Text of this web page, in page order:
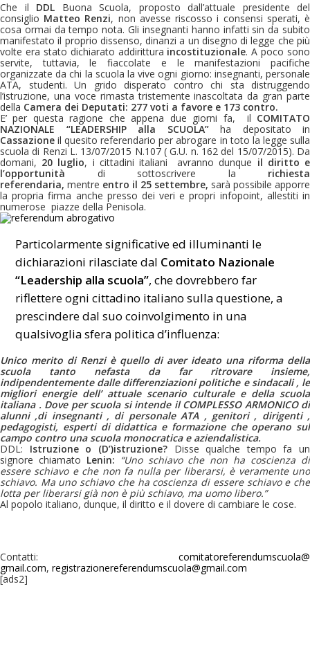
Che il DDL Buona Scuola, proposto dall’attuale presidente del
consiglio Matteo Renzi, non avesse riscosso i consensi sperati, è
cosa ormai da tempo nota. Gli insegnanti hanno infatti sin da subito
manifestato il proprio dissenso, dinanzi a un disegno di legge che più
volte era stato dichiarato addirittura incostituzionale. A poco sono
servite, tuttavia, le fiaccolate e le manifestazioni pacifiche
organizzate da chi la scuola la vive ogni giorno: insegnanti, personale
ATA, studenti. Un grido disperato contro chi sta distruggendo
l’istruzione, una voce rimasta tristemente inascoltata da gran parte
della Camera dei Deputati: 277 voti a favore e 173 contro.
E’ per questa ragione che appena due giorni fa, il COMITATO
NAZIONALE “LEADERSHIP alla SCUOLA”ha depositato in
Cassazione il quesito referendario per abrogare in toto la legge sulla
scuola di Renzi L. 13/07/2015 N.107 ( G.U. n. 162 del 15/07/2015). Da
domani, 20 luglio, i cittadini italiani avranno dunque il diritto e
l’opportunità di sottoscrivere la richiesta
referendaria, mentre entro il 25 settembre, sarà possibile apporre
la propria firma anche presso dei veri e propri infopoint, allestiti in
numerose piazze della Penisola.
Particolarmente significative ed illuminanti le
dichiarazioni rilasciate dal Comitato Nazionale
“Leadership alla scuola”, che dovrebbero far
riflettere ogni cittadino italiano sulla questione, a
prescindere dal suo coinvolgimento in una
qualsivoglia sfera politica d’influenza:
Unico merito di Renzi è quello di aver ideato una riforma della
scuola tanto nefasta da far ritrovare insieme,
indipendentemente dalle differenziazioni politiche e sindacali , le
migliori energie dell’ attuale scenario culturale e della scuola
italiana . Dove per scuola si intende il COMPLESSO ARMONICO di
alunni ,di insegnanti , di personale ATA , genitori , dirigenti ,
pedagogisti, esperti di didattica e formazione che operano sul
campo contro una scuola monocratica e aziendalistica.
DDL: Istruzione o (D’)istruzione?Disse qualche tempo fa un
signore chiamato Lenin: “Uno schiavo che non ha coscienza di
essere schiavo e che non fa nulla per liberarsi, è veramente uno
schiavo. Ma uno schiavo che ha coscienza di essere schiavo e che
lotta per liberarsi già non è più schiavo, ma uomo libero.”
Al popolo italiano, dunque, il diritto e il dovere di cambiare le cose.
Contatti: comitatoreferendumscuola@
gmail.com, registrazionereferendumscuola@gmail.com
[ads2]